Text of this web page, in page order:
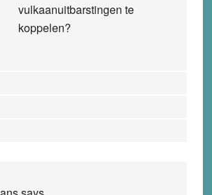
vulkaanuitbarstingen te
koppelen?